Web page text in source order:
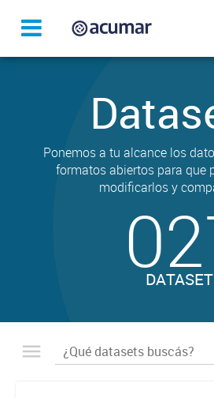
Ponemos a tu alcance los
formatos abiertos para que
modificarlos y